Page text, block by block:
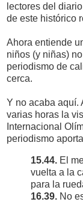
lectores del
de este histórico
Ahora entiende
niños (y niñas)
periodismo de
cerca.
Y no acaba aquí.
varias horas la
Internacional
periodismo
15.44. El
vuelta a la
para la
16.39. No